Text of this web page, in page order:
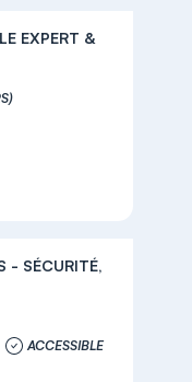
EXPERT &
ACCESSIBLE